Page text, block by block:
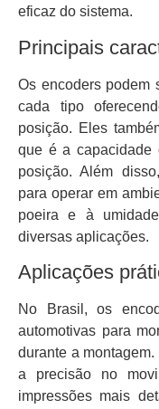
eficaz do sistema.
Principais
Os encoders podem
cada tipo
posição. Eles
que é a capacidade
posição. Além
para operar em
poeira e à
diversas aplicações.
Aplicações
No Brasil, os
automotivas para
durante a
a precisão no
impressões mais